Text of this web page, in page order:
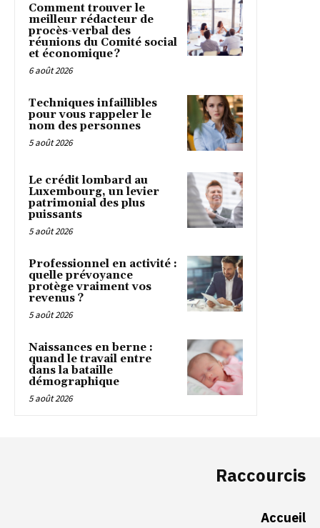
Comment trouver le
meilleur rédacteur de
procès-verbal des
réunions du Comité social
et économique ?
6 août 2026
Techniques infaillibles
pour vous rappeler le
nom des personnes
5 août 2026
Le crédit lombard au
Luxembourg, un levier
patrimonial des plus
puissants
5 août 2026
Professionnel en activité :
quelle prévoyance
protège vraiment vos
revenus ?
5 août 2026
Naissances en berne :
quand le travail entre
dans la bataille
démographique
5 août 2026
Raccourcis
Accueil